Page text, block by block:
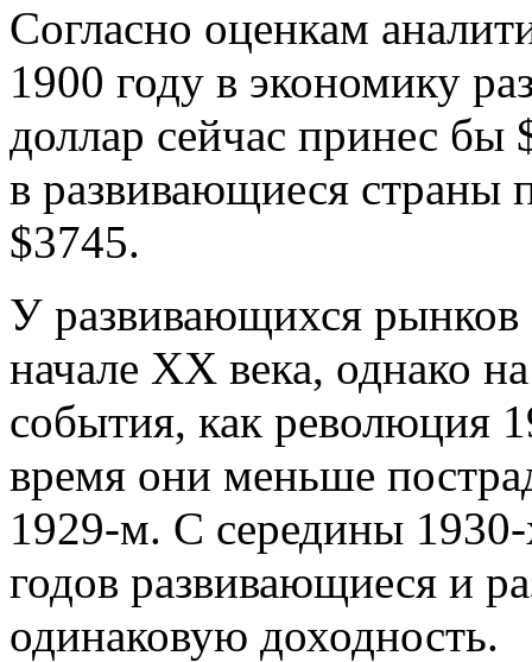
Согласно оценкам
1900 году в экономику
доллар сейчас принес бы
в развивающиеся
$3745.
У развивающихся рынков
начале XX века, однако
события, как революция
время они меньше
1929-м. С середины
годов развивающиеся и
одинаковую доходность.